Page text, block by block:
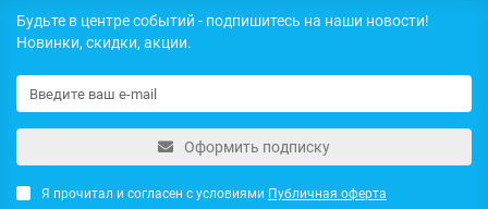
Будьте в центре событий - подпишитесь на наши новости!
Новинки, скидки, акции.
Оформить подписку
Я прочитал и согласен с условиями Публичная оферта